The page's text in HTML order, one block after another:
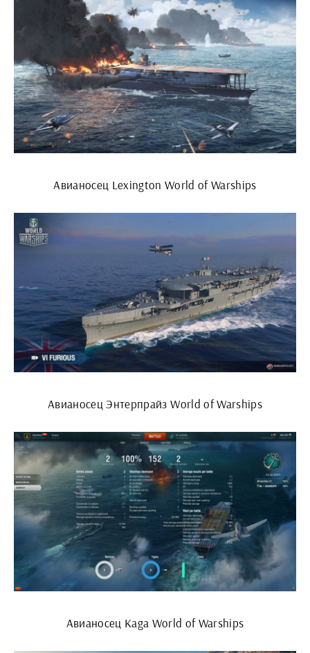
Авианосец Lexington World of Warships
Авианосец Энтерпрайз World of Warships
Авианосец Kaga World of Warships